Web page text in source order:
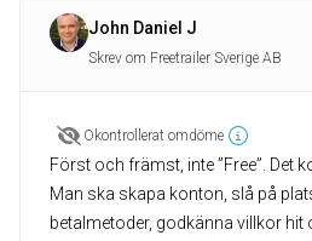
John Daniel J
Skrev om Freetrailer Sverige AB
Okontrollerat omdöme
Först och främst, inte ”Free”. Det
Man ska skapa konton, slå på
betalmetoder, godkänna villkor hit